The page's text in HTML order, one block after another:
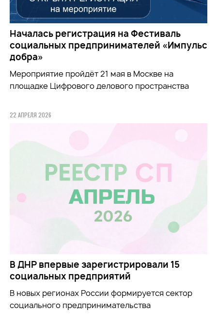
Началась регистрация на Фестиваль
социальных предпринимателей «Импульс
добра»
Мероприятие пройдёт 21 мая в Москве на
площадке Цифрового делового пространства
22 АПРЕЛЯ 2026
В ДНР впервые зарегистрировали 15
социальных предприятий
В новых регионах России формируется сектор
социального предпринимательства